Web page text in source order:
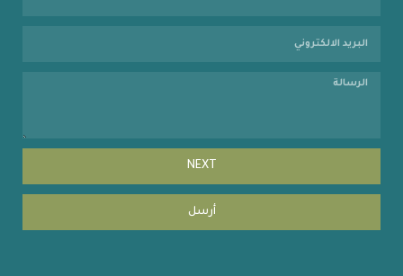
NEXT
أرسل